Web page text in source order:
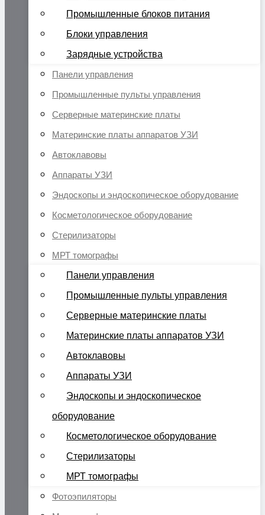
Промышленные блоков питания
Блоки управления
Зарядные устройства
Панели управления
Промышленные пульты управления
Серверные материнские платы
Материнские платы аппаратов УЗИ
Автоклавовы
Аппараты УЗИ
Эндоскопы и эндоскопическое оборудование
Косметологическое оборудование
Стерилизаторы
МРТ томографы
Панели управления
Промышленные пульты управления
Серверные материнские платы
Материнские платы аппаратов УЗИ
Автоклавовы
Аппараты УЗИ
Эндоскопы и эндоскопическое
оборудование
Косметологическое оборудование
Стерилизаторы
МРТ томографы
Фотоэпиляторы